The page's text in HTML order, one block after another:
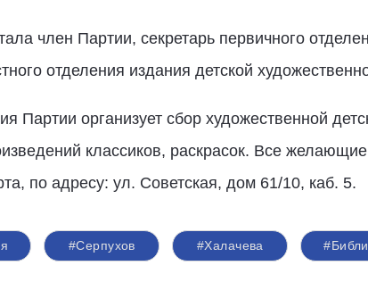
член Партии, секретарь первичного
отделения издания детской
Партии организует сбор художественной
классиков, раскрасок. Все
по адресу: ул. Советская, дом 61/10, каб. 5.
#Серпухов #Халачева